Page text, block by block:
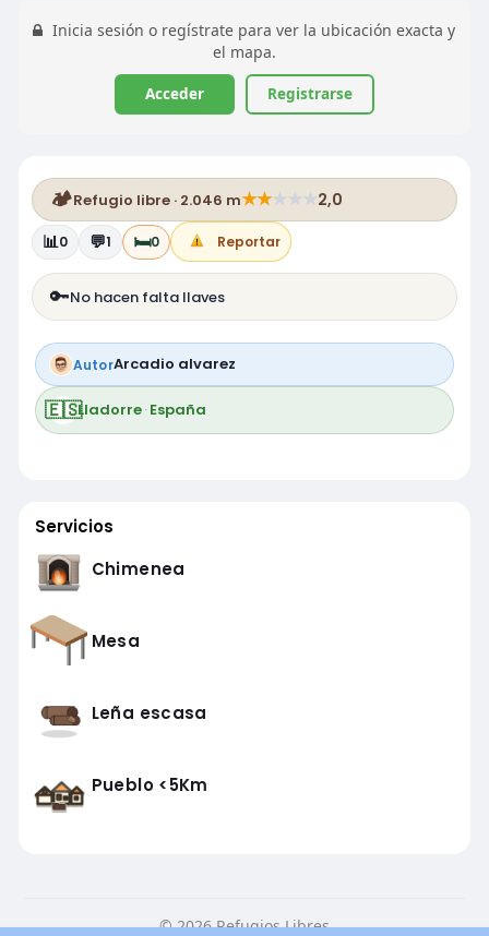
Inicia sesión o regístrate para ver la ubicación exacta y
el mapa.
Acceder Registrarse
🏕️Refugio libre · 2.046 m★★★ ★ ★2,0
📊0 💬1 🛏️0 Reportar
🔑No hacen falta llaves
AutorArcadio alvarez
🇪🇸Lladorre·España
Servicios
Chimenea
Mesa
Leña escasa
Pueblo <5Km
© 2026 Refugios Libres